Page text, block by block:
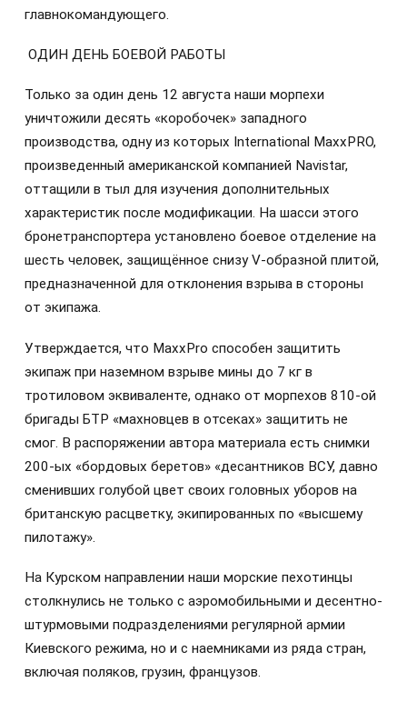
главнокомандующего.
ОДИН ДЕНЬ БОЕВОЙ РАБОТЫ
Только за один день 12 августа наши морпехи
уничтожили десять «коробочек» западного
производства, одну из которых International MaxxPRO,
произведенный американской компанией Navistar,
оттащили в тыл для изучения дополнительных
характеристик после модификации. На шасси этого
бронетранспортера установлено боевое отделение на
шесть человек, защищённое снизу V-образной плитой,
предназначенной для отклонения взрыва в стороны
от экипажа.
Утверждается, что MaxxPro способен защитить
экипаж при наземном взрыве мины до 7 кг в
тротиловом эквиваленте, однако от морпехов 810-ой
бригады БТР «махновцев в отсеках» защитить не
смог. В распоряжении автора материала есть снимки
200-ых «бордовых беретов» «десантников ВСУ, давно
сменивших голубой цвет своих головных уборов на
британскую расцветку, экипированных по «высшему
пилотажу».
На Курском направлении наши морские пехотинцы
столкнулись не только с аэромобильными и десентно-
штурмовыми подразделениями регулярной армии
Киевского режима, но и с наемниками из ряда стран,
включая поляков, грузин, французов.